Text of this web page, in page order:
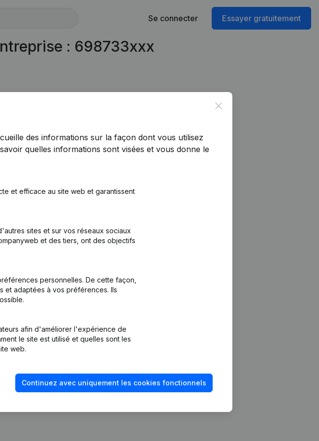
Se connecter Essayer gratuitement
: 698733xxx
Close
des informations sur la façon dont vous utilisez
quelles informations sont visées et vous donne le
et efficace au site web et garantissent
sites et sur vos réseaux sociaux
et des tiers, ont des objectifs
personnelles. De cette façon,
et adaptées à vos préférences. Ils
afin d'améliorer l'expérience de
le site est utilisé et quelles sont les
web.
Continuez avec uniquement les cookies fonctionnels
fraude
Consulter des comptes annuels
Vérification de la solvabilité